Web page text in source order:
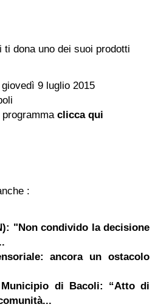
dona uno dei suoi prodotti
9 luglio 2015
clicca qui
:
"Non condivido la decisione
ancora un ostacolo
di Bacoli: “Atto di